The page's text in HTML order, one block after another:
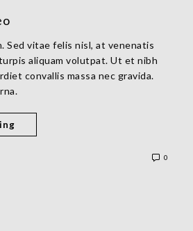
Sed vitae felis nisl, at venenatis
aliquam volutpat. Ut et nibh
convallis massa nec gravida.
0